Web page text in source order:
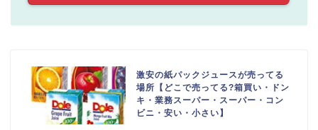
激安の紙パックジュースが売ってる
場所【どこで売ってる?箱買い・ドン
キ・業務スーパー・スーパー・コン
ビニ・安い・小さい】